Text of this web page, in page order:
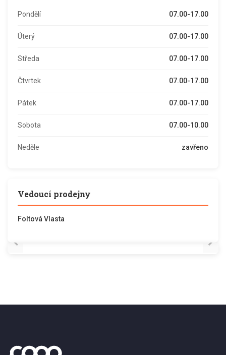
Pondělí 07.00-17.00
Úterý 07.00-17.00
Středa 07.00-17.00
Čtvrtek 07.00-17.00
Pátek 07.00-17.00
Sobota 07.00-10.00
Neděle zavřeno
Vedoucí prodejny
Foltová Vlasta